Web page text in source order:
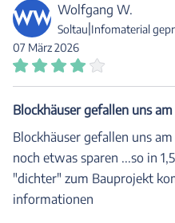
WW Wolfgang W.
Soltau|Infomaterial
07 März 2026
Blockhäuser gefallen uns
Blockhäuser gefallen uns
noch etwas sparen ...so in
"dichter" zum Bauprojekt
informationen